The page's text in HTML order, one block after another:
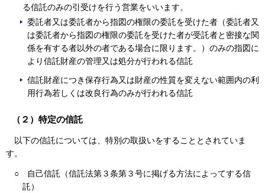
る信託のみの引受けを行う営業をいいます。
委託者又は委託者から指図の権限の委託を受けた者（委託者又
は委託者から指図の権限の委託を受けた者が受託者と密接な関
係を有する者以外の者である場合に限ります。）のみの指図に
より信託財産の管理又は処分が行われる信託
信託財産につき保存行為又は財産の性質を変えない範囲内の利
用行為若しくは改良行為のみが行われる信託
（２）特定の信託
以下の信託については、特別の取扱いをすることとされていま
す。
○
自己信託（信託法第３条第３号に掲げる方法によってする信
託）